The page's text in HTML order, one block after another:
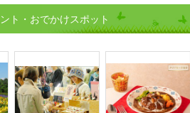
ト・おでかけスポット